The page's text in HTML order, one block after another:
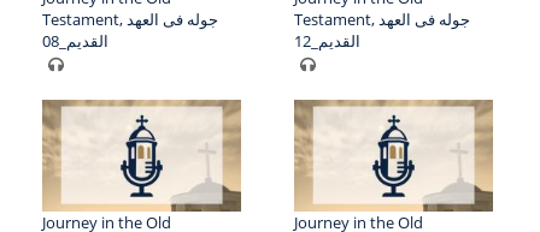
Testament, جوله فى العهد
القديم_08
Testament, جوله فى العهد
القديم_12
Journey in the Old
Journey in the Old